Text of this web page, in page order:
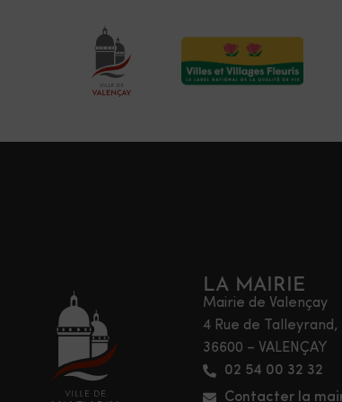
LA MAIRIE
Mairie de Valençay
4 Rue de Talleyrand,
36600 – VALENÇAY
02 54 00 32 32
Contacter la